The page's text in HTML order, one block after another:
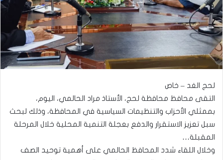
لحج الغد – خاص
التقى محافظ محافظة لحج، الأستاذ مراد الحالمي، اليوم،
بممثلي الأحزاب والتنظيمات السياسية في المحافظة، وذلك لبحث
سبل تعزيز الاستقرار والدفع بعجلة التنمية المحلية خلال المرحلة
المقبلة…
وخلال اللقاء شدد المحافظ الحالمي على أهمية توحيد الصف